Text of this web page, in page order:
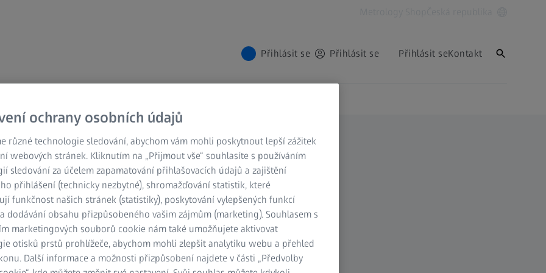
Přihlásit se Přihlásit se Přihlásit seKontakt
pro ZEISS
velkého množství dat. Pro
a vyhodnocení dat i na nich založených
a jeho hardwarové komponenty.
ochrany osobních údajů
různé technologie sledování, abychom vám mohli poskytnout lepší zážitek
webových stránek. Kliknutím na „Přijmout vše“ souhlasíte s používáním
sledování za účelem zapamatování přihlašovacích údajů a zajištění
přihlášení (technicky nezbytné), shromažďování statistik, které
funkčnost našich stránek (statistiky), poskytování vylepšených funkcí
dodávání obsahu přizpůsobeného vašim zájmům (marketing). Souhlasem s
marketingových souborů cookie nám také umožňujete aktivovat
otisků prstů prohlížeče, abychom mohli zlepšit analytiku webu a přehled
Další informace a možnosti přizpůsobení najdete v části „Předvolby